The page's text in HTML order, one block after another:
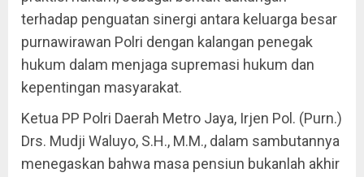
terhadap penguatan sinergi antara keluarga besar
purnawirawan Polri dengan kalangan penegak
hukum dalam menjaga supremasi hukum dan
kepentingan masyarakat.
Ketua PP Polri Daerah Metro Jaya, Irjen Pol. (Purn.)
Drs. Mudji Waluyo, S.H., M.M., dalam sambutannya
menegaskan bahwa masa pensiun bukanlah akhir